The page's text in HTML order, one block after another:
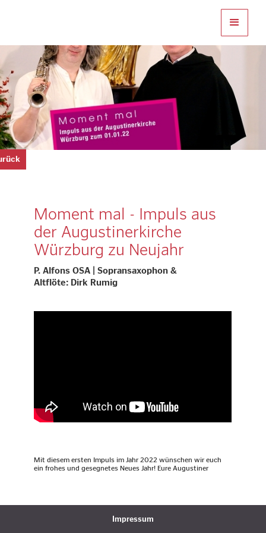
Moment mal - Impuls aus
der Augustinerkirche
Würzburg zu Neujahr
P. Alfons OSA | Sopransaxophon &
Altflöte: Dirk Rumig
Mit diesem ersten Impuls im Jahr 2022 wünschen wir euch
ein frohes und gesegnetes Neues Jahr! Eure Augustiner
Impressum